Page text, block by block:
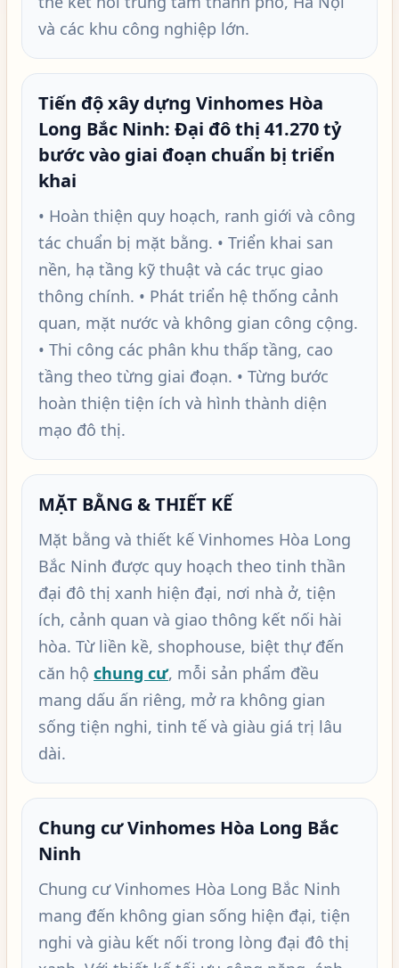
và các khu công nghiệp lớn.
Tiến độ xây dựng Vinhomes Hòa
Long Bắc Ninh: Đại đô thị 41.270 tỷ
bước vào giai đoạn chuẩn bị triển
khai
• Hoàn thiện quy hoạch, ranh giới và công
tác chuẩn bị mặt bằng. • Triển khai san
nền, hạ tầng kỹ thuật và các trục giao
thông chính. • Phát triển hệ thống cảnh
quan, mặt nước và không gian công cộng.
• Thi công các phân khu thấp tầng, cao
tầng theo từng giai đoạn. • Từng bước
hoàn thiện tiện ích và hình thành diện
mạo đô thị.
MẶT BẰNG & THIẾT KẾ
Mặt bằng và thiết kế Vinhomes Hòa Long
Bắc Ninh được quy hoạch theo tinh thần
đại đô thị xanh hiện đại, nơi nhà ở, tiện
ích, cảnh quan và giao thông kết nối hài
hòa. Từ liền kề, shophouse, biệt thự đến
căn hộ chung cư, mỗi sản phẩm đều
mang dấu ấn riêng, mở ra không gian
sống tiện nghi, tinh tế và giàu giá trị lâu
dài.
Chung cư Vinhomes Hòa Long Bắc
Ninh
Chung cư Vinhomes Hòa Long Bắc Ninh
mang đến không gian sống hiện đại, tiện
nghi và giàu kết nối trong lòng đại đô thị